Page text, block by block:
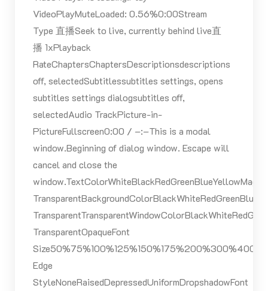
VideoPlayMuteLoaded: 0.56%0:00Stream
Type 直播Seek to live, currently behind live直
播 1xPlayback
RateChaptersChaptersDescriptionsdescriptions
off, selectedSubtitlessubtitles settings, opens
subtitles settings dialogsubtitles off,
selectedAudio TrackPicture-in-
PictureFullscreen0:00 / –:–This is a modal
window.Beginning of dialog window. Escape will
cancel and close the
TransparentOpaqueFont
Edge
StyleNoneRaisedDepressedUniformDropshadowFont